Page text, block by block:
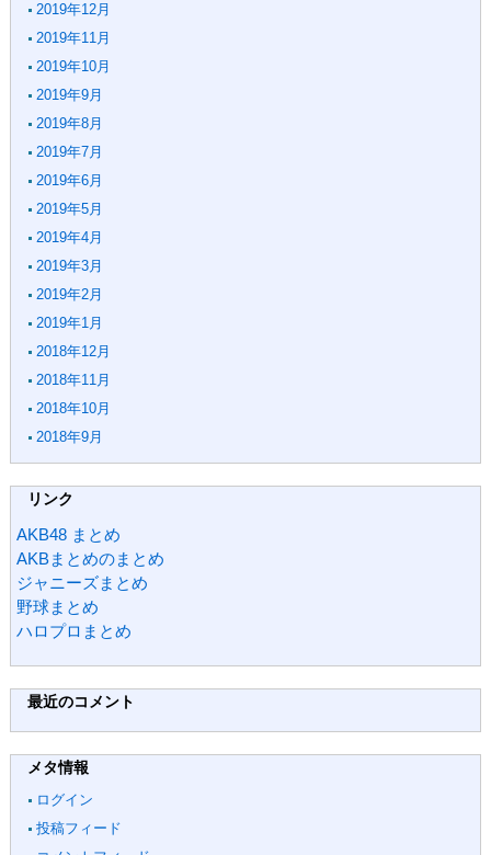
2019年12月
2019年11月
2019年10月
2019年9月
2019年8月
2019年7月
2019年6月
2019年5月
2019年4月
2019年3月
2019年2月
2019年1月
2018年12月
2018年11月
2018年10月
2018年9月
リンク
AKB48 まとめ
AKBまとめのまとめ
ジャニーズまとめ
野球まとめ
ハロプロまとめ
最近のコメント
メタ情報
ログイン
投稿フィード